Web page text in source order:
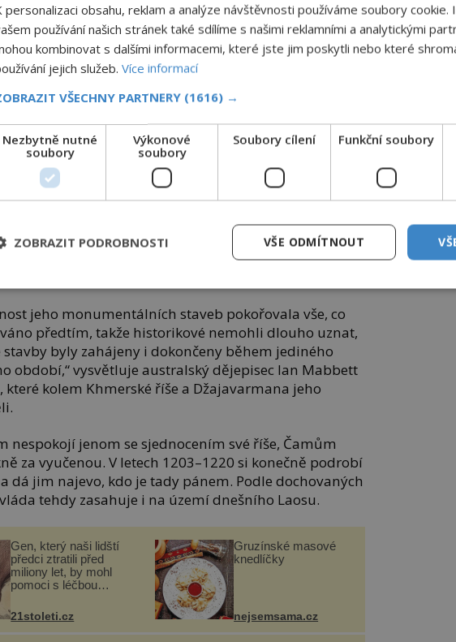
chrámový komplex se stává už krátce po vzniku terčem
útoku nepřátel.
dá za vyučenou
dobýt zpět, co Khmerové ztratili a udržet
O její sjednocení přitom usilovali už
předchůdci, ale bezúspěšně. Teprve jemu se v roce
toho, aby se karta obrátila.
má velké ambice, které si chce splnit, a to nejen ve
v budování staveb.
jeho monumentálních staveb pokořovala vše, co
předtím, takže historikové nemohli dlouho uznat,
stavby byly zahájeny i dokončeny během jediného
období,“ vysvětluje australský dějepisec Ian Mabbett
které kolem Khmerské říše a Džajavarmana jeho
nespokojí jenom se sjednocením své říše, Čamům
za vyučenou. V letech 1203–1220 si konečně podrobí
dá jim najevo, kdo je tady pánem. Podle dochovaných
tehdy zasahuje i na území dnešního Laosu.
Gen, který naši lidští
předci ztratili před
miliony let, by mohl
pomoci s léčbou
21stoleti.cz
Gruzínské masové
knedlíčky
nejsemsama.cz
personalizaci obsahu, reklam a analýze návštěvnosti používáme soubory cookie.
používání našich stránek také sdílíme s našimi reklamními a analytickými
kombinovat s dalšími informacemi, které jste jim poskytli nebo které
jejich služeb. Více informací
VŠECHNY PARTNERY (1616) →
Nezbytně nutné
soubory
Výkonové
soubory
Soubory cílení Funkční soubory
VŠE ODMÍTNOUT
ZOBRAZIT PODROBNOSTI